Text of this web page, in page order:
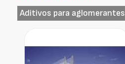
Aditivos para aglomerantes